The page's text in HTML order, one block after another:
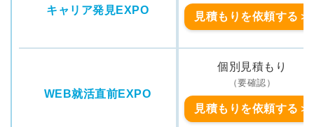
キャリア発見EXPO
見積もりを依頼する＞
WEB就活直前EXPO
個別見積もり
（要確認）
見積もりを依頼する＞